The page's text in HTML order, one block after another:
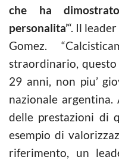
che ha
personalita’“. Il
Gomez.
straordinario,
29 anni, non piu’
nazionale argentina.
delle prestazioni di
esempio di
riferimento, un